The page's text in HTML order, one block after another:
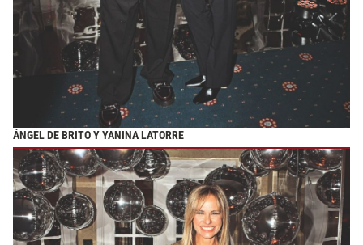
ÁNGEL DE BRITO Y YANINA LATORRE